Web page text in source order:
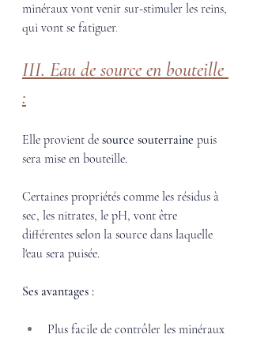
minéraux vont venir sur-stimuler les reins,
qui vont se fatiguer.
III. Eau de source en bouteille
:
Elle provient de source souterraine puis
sera mise en bouteille.
Certaines propriétés comme les résidus à
sec, les nitrates, le pH, vont être
différentes selon la source dans laquelle
l'eau sera puisée.
Ses avantages :
Plus facile de contrôler les minéraux